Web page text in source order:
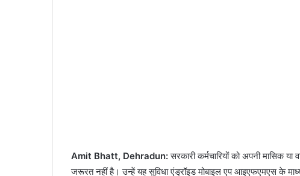
Amit Bhatt, Dehradun:सरकारी कर्मचारियों को अपनी मासिक
जरूरत नहीं है। उन्हें यह सुविधा एंड्रॉइड मोबाइल एप आइएफएमएस के